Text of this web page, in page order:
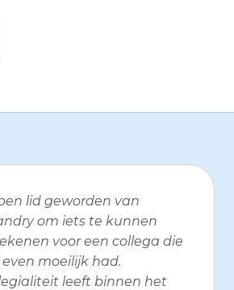
lid geworden van
om iets te kunnen
voor een collega die
moeilijk had.
leeft binnen het